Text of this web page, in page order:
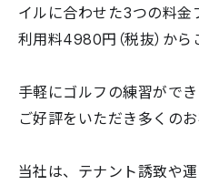
イルに合わせた3つの料
利用料4980円（税抜）から
手軽にゴルフの練習がで
ご好評をいただき多くの
当社は、テナント誘致や